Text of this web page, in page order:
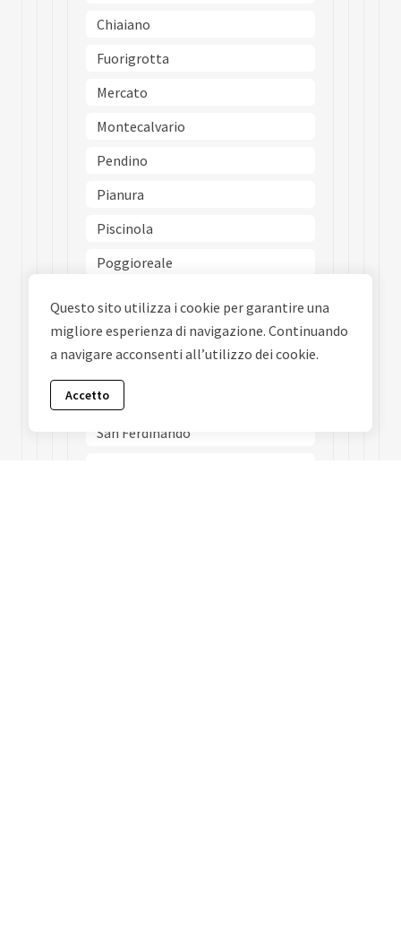
Chiaiano
Fuorigrotta
Mercato
Montecalvario
Pendino
Pianura
Piscinola
Poggioreale
Porto
Posillipo
San Carlo Allarena
San Ferdinando
Questo sito utilizza i cookie per garantire una
migliore esperienza di navigazione. Continuando
a navigare acconsenti all’utilizzo dei cookie.
Accetto